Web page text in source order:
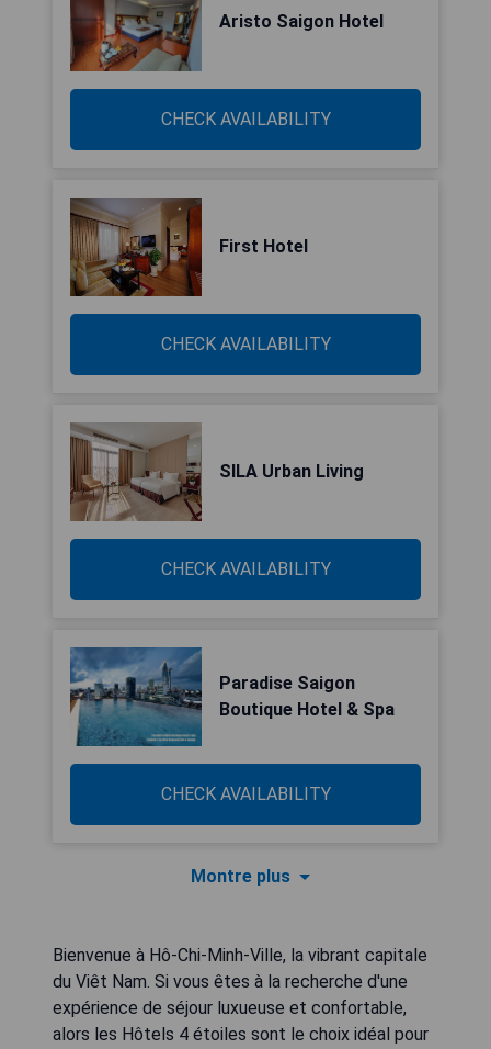
Aristo Saigon Hotel
CHECK AVAILABILITY
First Hotel
CHECK AVAILABILITY
SILA Urban Living
CHECK AVAILABILITY
Paradise Saigon
Boutique Hotel & Spa
CHECK AVAILABILITY
Montre plus
Bienvenue à Hô-Chi-Minh-Ville, la vibrant capitale
du Viêt Nam. Si vous êtes à la recherche d'une
expérience de séjour luxueuse et confortable,
alors les Hôtels 4 étoiles sont le choix idéal pour